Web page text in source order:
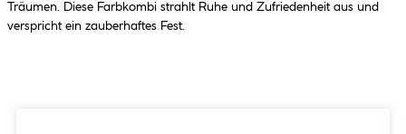
Träumen. Diese Farbkombi strahlt Ruhe und Zufriedenheit aus und
verspricht ein zauberhaftes Fest.